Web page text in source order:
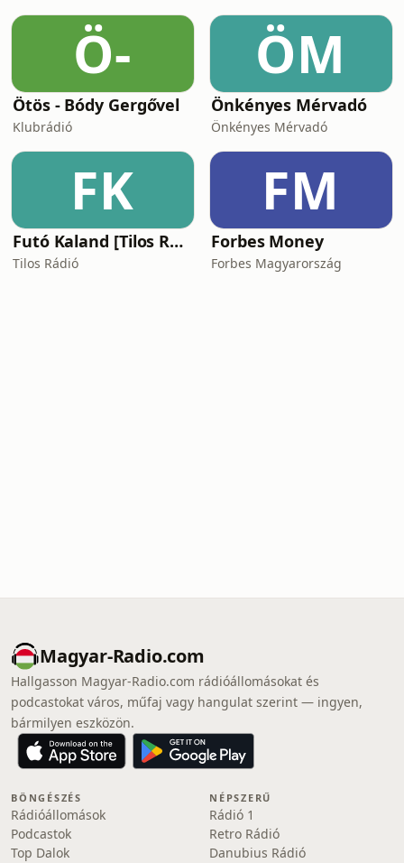
Ö-
Ötös - Bódy Gergővel
Klubrádió
ÖM
Önkényes Mérvadó
Önkényes Mérvadó
FK
Futó Kaland [Tilos Rádió podcast]
Tilos Rádió
FM
Forbes Money
Forbes Magyarország
Magyar-Radio.com
Hallgasson Magyar-Radio.com rádióállomásokat és
podcastokat város, műfaj vagy hangulat szerint — ingyen,
bármilyen eszközön.
BÖNGÉSZÉS
Rádióállomások
Podcastok
Top Dalok
NÉPSZERŰ
Rádió 1
Retro Rádió
Danubius Rádió